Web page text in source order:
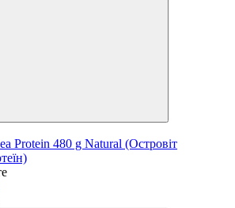
Protein 480 g Natural (Островіт